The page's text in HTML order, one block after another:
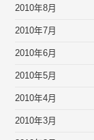
2010年8月
2010年7月
2010年6月
2010年5月
2010年4月
2010年3月